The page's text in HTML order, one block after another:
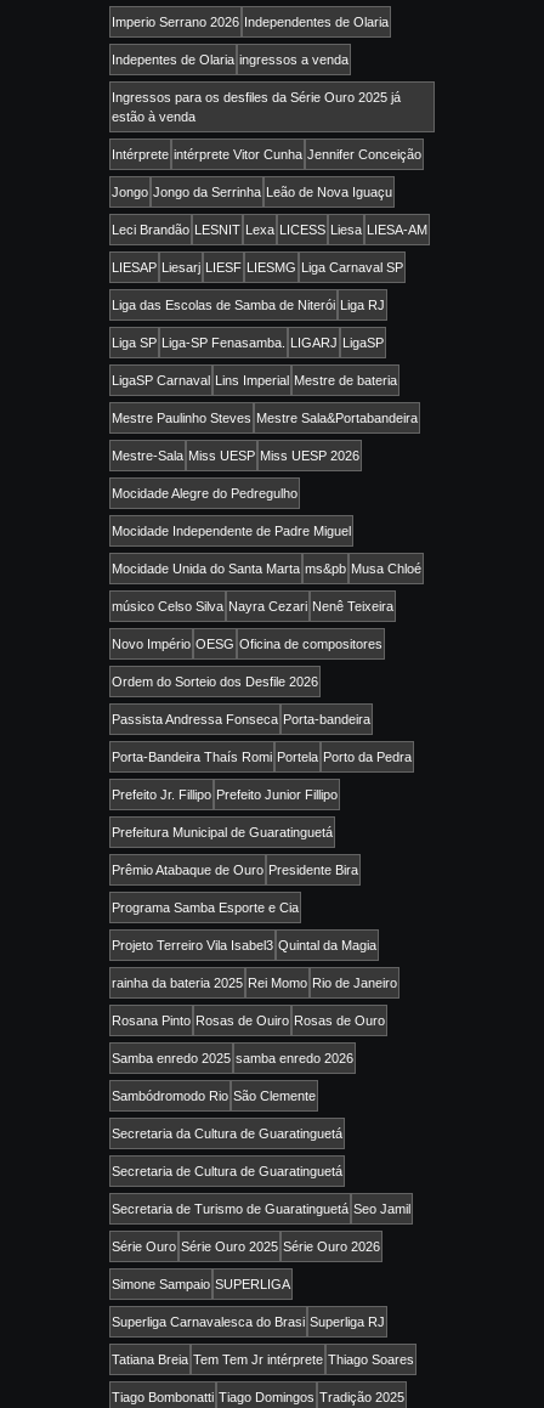
Imperio Serrano 2026 Independentes de Olaria
Indepentes de Olaria ingressos a venda
Ingressos para os desfiles da Série Ouro 2025 já
estão à venda
Intérprete intérprete Vitor Cunha Jennifer Conceição
Jongo Jongo da Serrinha Leão de Nova Iguaçu
Leci Brandão LESNIT Lexa LICESS Liesa LIESA-AM
LIESAP Liesarj LIESF LIESMG Liga Carnaval SP
Liga das Escolas de Samba de Niterói Liga RJ
Liga SP Liga-SP Fenasamba. LIGARJ LigaSP
LigaSP Carnaval Lins Imperial Mestre de bateria
Mestre Paulinho Steves Mestre Sala&Portabandeira
Mestre-Sala Miss UESP Miss UESP 2026
Mocidade Alegre do Pedregulho
Mocidade Independente de Padre Miguel
Mocidade Unida do Santa Marta ms&pb Musa Chloé
músico Celso Silva Nayra Cezari Nenê Teixeira
Novo Império OESG Oficina de compositores
Ordem do Sorteio dos Desfile 2026
Passista Andressa Fonseca Porta-bandeira
Porta-Bandeira Thaís Romi Portela Porto da Pedra
Prefeito Jr. Fillipo Prefeito Junior Fillipo
Prefeitura Municipal de Guaratinguetá
Prêmio Atabaque de Ouro Presidente Bira
Programa Samba Esporte e Cia
Projeto Terreiro Vila Isabel3 Quintal da Magia
rainha da bateria 2025 Rei Momo Rio de Janeiro
Rosana Pinto Rosas de Ouiro Rosas de Ouro
Samba enredo 2025 samba enredo 2026
Sambódromodo Rio São Clemente
Secretaria da Cultura de Guaratinguetá
Secretaria de Cultura de Guaratinguetá
Secretaria de Turismo de Guaratinguetá Seo Jamil
Série Ouro Série Ouro 2025 Série Ouro 2026
Simone Sampaio SUPERLIGA
Superliga Carnavalesca do Brasi Superliga RJ
Tatiana Breia Tem Tem Jr intérprete Thiago Soares
Tiago Bombonatti Tiago Domingos Tradição 2025